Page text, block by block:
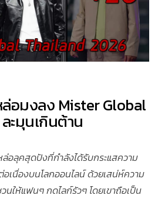
อมงลง Mister Global
ะมุนเกินต้าน
ล่อลุคสุดปังที่กำลังได้รับกระแสความ
เนื่องบนโลกออนไลน์ ด้วยเสน่ห์ความ
นให้แฟนๆ กดไลก์รัวๆ โดยเขาถือเป็น